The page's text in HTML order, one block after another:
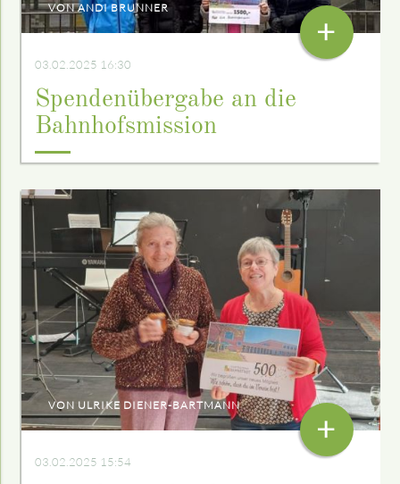
VON ANDI BRUNNER
03.02.2025 16:30
Spendenübergabe an die
Bahnhofsmission
+
VON ULRIKE DIENER-BARTMANN
03.02.2025 15:54
+